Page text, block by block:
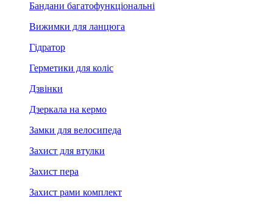
Бандани багатофункціональні
Вижимки для ланцюга
Гідратор
Герметики для коліс
Дзвінки
Дзеркала на кермо
Замки для велосипеда
Захист для втулки
Захист пера
Захист рами комплект